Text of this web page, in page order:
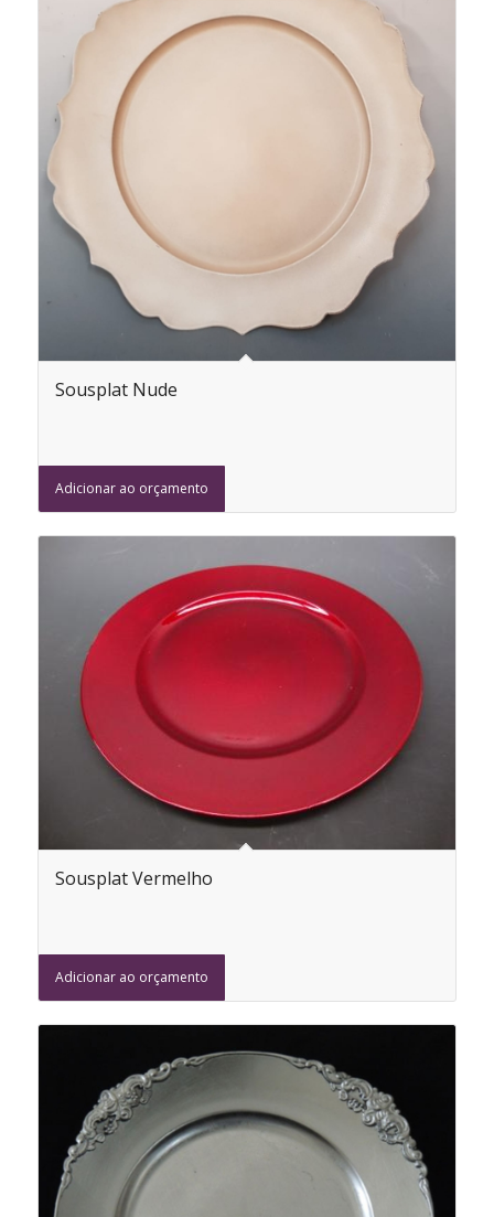
Sousplat Nude
Adicionar ao orçamento
Sousplat Vermelho
Adicionar ao orçamento